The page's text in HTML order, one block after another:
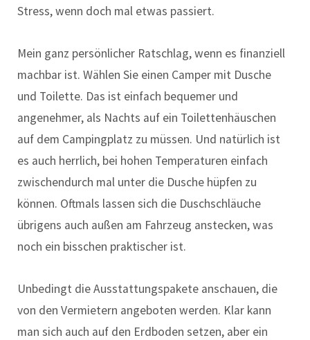
Stress, wenn doch mal etwas passiert.
Mein ganz persönlicher Ratschlag, wenn es finanziell
machbar ist. Wählen Sie einen Camper mit Dusche
und Toilette. Das ist einfach bequemer und
angenehmer, als Nachts auf ein Toilettenhäuschen
auf dem Campingplatz zu müssen. Und natürlich ist
es auch herrlich, bei hohen Temperaturen einfach
zwischendurch mal unter die Dusche hüpfen zu
können. Oftmals lassen sich die Duschschläuche
übrigens auch außen am Fahrzeug anstecken, was
noch ein bisschen praktischer ist.
Unbedingt die Ausstattungspakete anschauen, die
von den Vermietern angeboten werden. Klar kann
man sich auch auf den Erdboden setzen, aber ein